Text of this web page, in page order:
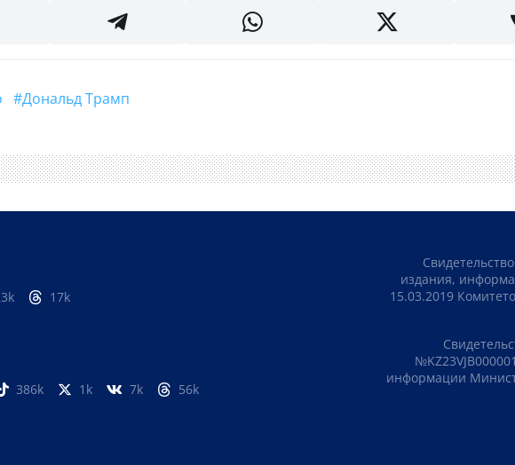
#Дональд Трамп
17k
386k 1k 7k 56k
издания,
15.03.2019
информации